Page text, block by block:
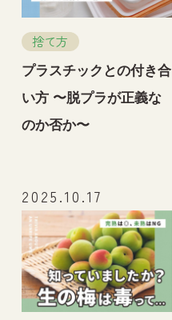
捨て方
プラスチックとの付き合
い方 〜脱プラが正義な
のか否か〜
2025.10.17